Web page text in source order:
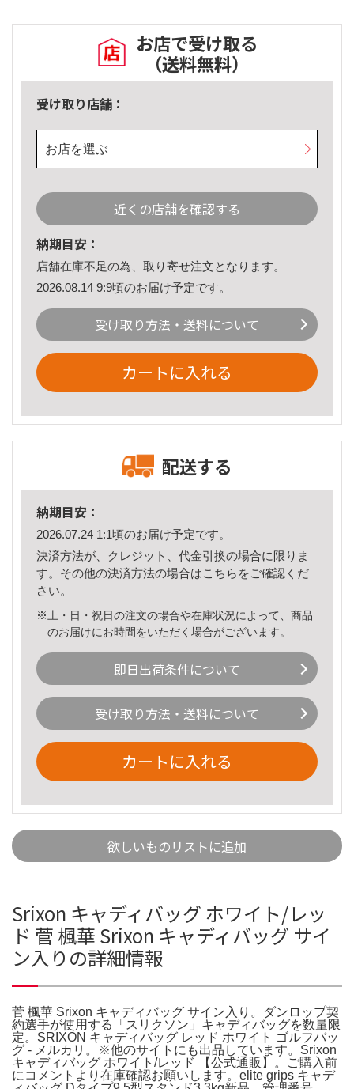
お店で受け取る
（送料無料）
受け取り店舗：
お店を選ぶ
近くの店舗を確認する
納期目安：
店舗在庫不足の為、取り寄せ注文となります。
2026.08.14 9:9頃のお届け予定です。
受け取り方法・送料について
カートに入れる
配送する
納期目安：
2026.07.24 1:1頃のお届け予定です。
決済方法が、クレジット、代金引換の場合に限りま
す。その他の決済方法の場合はこちら をご確認くだ
さい。
※土・日・祝日の注文の場合や在庫状況によって、商品
のお届けにお時間をいただく場合がございます。
即日出荷条件について
受け取り方法・送料について
カートに入れる
欲しいものリストに追加
Srixon キャディバッグ ホワイト/レッ
ド 菅 楓華 Srixon キャディバッグ サイ
ン入りの詳細情報
菅 楓華 Srixon キャディバッグ サイン入り。ダンロップ契
約選手が使用する「スリクソン」キャディバッグを数量限
定。SRIXON キャディバッグ レッド ホワイト ゴルフバッ
グ - メルカリ。※他のサイトにも出品しています。Srixon
キャディバッグ ホワイト/レッド 【公式通販】。ご購入前
にコメントより在庫確認お願いします。elite grips キャデ